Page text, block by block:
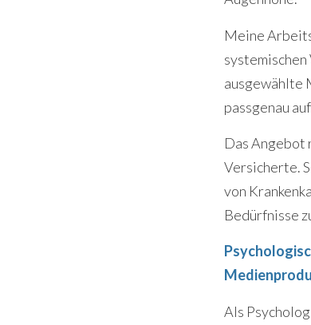
Meine
ausgewählte
passgenau
Das Angebot
Versicherte.
von
Bedürfnisse
Als